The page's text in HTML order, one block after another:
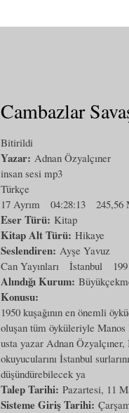
Cambazlar
Bitirildi
Yazar: Adnan Özyalçıner
insan sesi mp3
Türkçe
17 Ayrım
04:28:13 245,56
Eser Türü: Kitap
Kitap Alt Türü: Hikaye
Seslendiren: Ayşe Yavuz
Can Yayınları
İstanbul
Alındığı Kurum:
Konusu:
1950 kuşağının en önemli
oluşan tüm öyküleriyle
usta yazar Adnan
okuyucularını İstanbul
düşündürebilecek ya
Talep Tarihi: Pazartesi, 11
Sisteme Giriş Tarihi: